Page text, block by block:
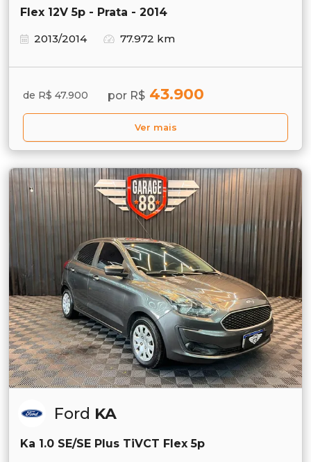
Flex 12V 5p - Prata - 2014
2013/2014
77.972 km
de R$ 47.900 por R$ 43.900
Ver mais
Ford KA
Ka 1.0 SE/SE Plus TiVCT Flex 5p